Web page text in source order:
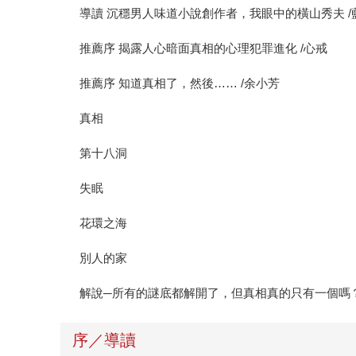
導讀 沉穩男人味道小說創作者，我眼中的橫山秀夫 /
推薦序 揭露人心暗面真相的心理犯罪進化 /心戒
推薦序 知道真相了，然後…… /余小芳
真相
第十八洞
失眠
花環之海
別人的家
解說─所有的謎底都解開了，但真相真的只有一個嗎
序／導讀